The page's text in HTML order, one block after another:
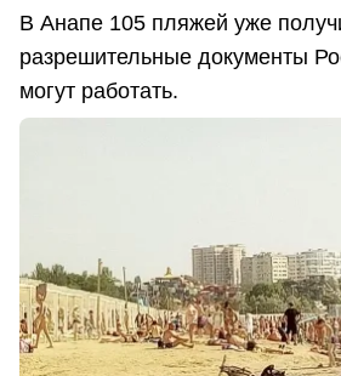
В Анапе 105 пляжей уже
разрешительные документы
могут работать.